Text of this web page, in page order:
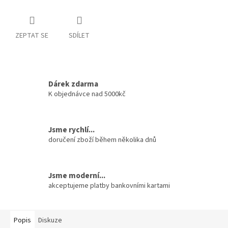
ZEPTAT SE SDÍLET
Dárek zdarma
K objednávce nad 5000kč
Jsme rychlí...
doručení zboží během několika dnů
Jsme moderní...
akceptujeme platby bankovními kartami
Popis Diskuze